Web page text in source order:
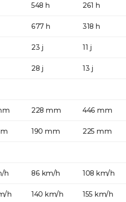
548 h 261 h
677 h 318 h
23 j 11 j
28 j 13 j
228 mm 446 mm
190 mm 225 mm
h 86 km/h 108 km/h
h 140 km/h 155 km/h